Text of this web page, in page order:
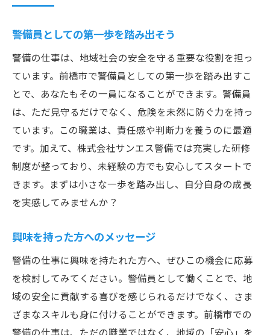
警備員としての第一歩を踏み出そう
警備の仕事は、地域社会の安全を守る重要な役割を担っ
ています。前橋市で警備員としての第一歩を踏み出すこ
とで、あなたもその一員になることができます。警備員
は、ただ見守るだけでなく、危険を未然に防ぐ力を持っ
ています。この職業は、責任感や判断力を養うのに最適
です。加えて、株式会社サンエス警備では充実した研修
制度が整っており、未経験の方でも安心してスタートで
きます。まずは小さな一歩を踏み出し、自分自身の成長
を実感してみませんか？
興味を持った方へのメッセージ
警備の仕事に興味を持たれた方へ、ぜひこの機会に応募
を検討してみてください。警備員として働くことで、地
域の安全に貢献する喜びを感じられるだけでなく、さま
ざまなスキルも身に付けることができます。前橋市での
警備の仕事は、ただの職業ではなく、地域の「安心」を